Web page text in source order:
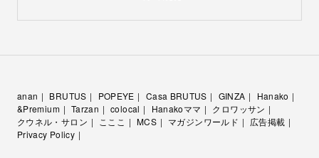
anan BRUTUS POPEYE Casa BRUTUS GINZA
Hanako
&Premium
Tarzan colocal Hanakoママ
クロワッサン
クウネル・サロン
こここ MCS マガジンワールド
広告掲載
Privacy Policy